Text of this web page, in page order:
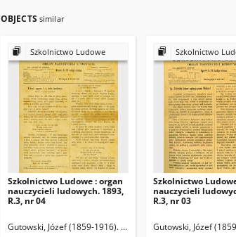
OBJECTS similar
Szkolnictwo Ludowe
Szkolnictwo Ludowe : organ
nauczycieli ludowych. 1893,
R.3, nr 04
Gutowski, Józef (1859-1916). Redaktor
Szkolnictwo
Szkolnictwo
nauczycieli
R.3, nr 03
Gutowski, Józef